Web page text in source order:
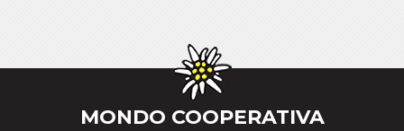
MONDO COOPERATIVA